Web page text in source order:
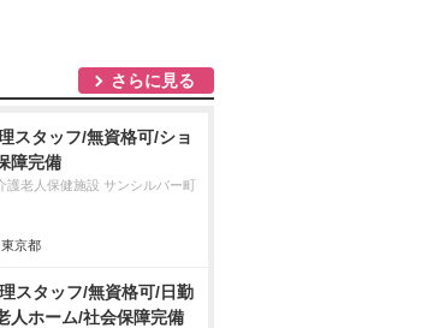
さらに見る
スタッフ/無資格可/ショ
障完備
護老人保健施設 サンシルバー町
京都
スタッフ/無資格可/日勤
人ホーム/社会保障完備